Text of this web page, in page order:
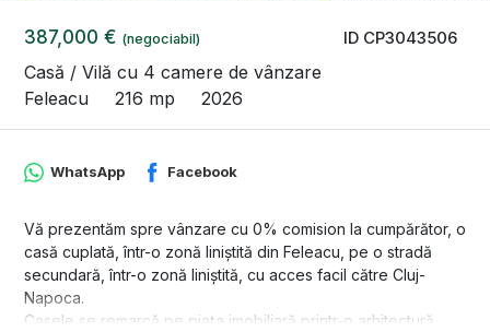
ID CP3043506
387,000 € (negociabil)
Casă / Vilă cu 4 camere de vânzare
Feleacu
216 mp 2026
WhatsApp Facebook
Vă prezentăm spre vânzare cu 0% comision la cumpărător, o
casă cuplată, într-o zonă liniștită din Feleacu, pe o stradă
secundară, într-o zonă liniștită, cu acces facil către Cluj-
Napoca.
Casele se remarcă pe piața imobiliară printr-o arhitectură